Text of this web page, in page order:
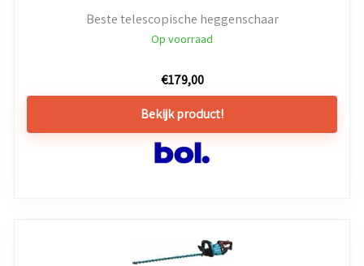
Beste telescopische heggenschaar
Op voorraad
€179,00
Bekijk product!